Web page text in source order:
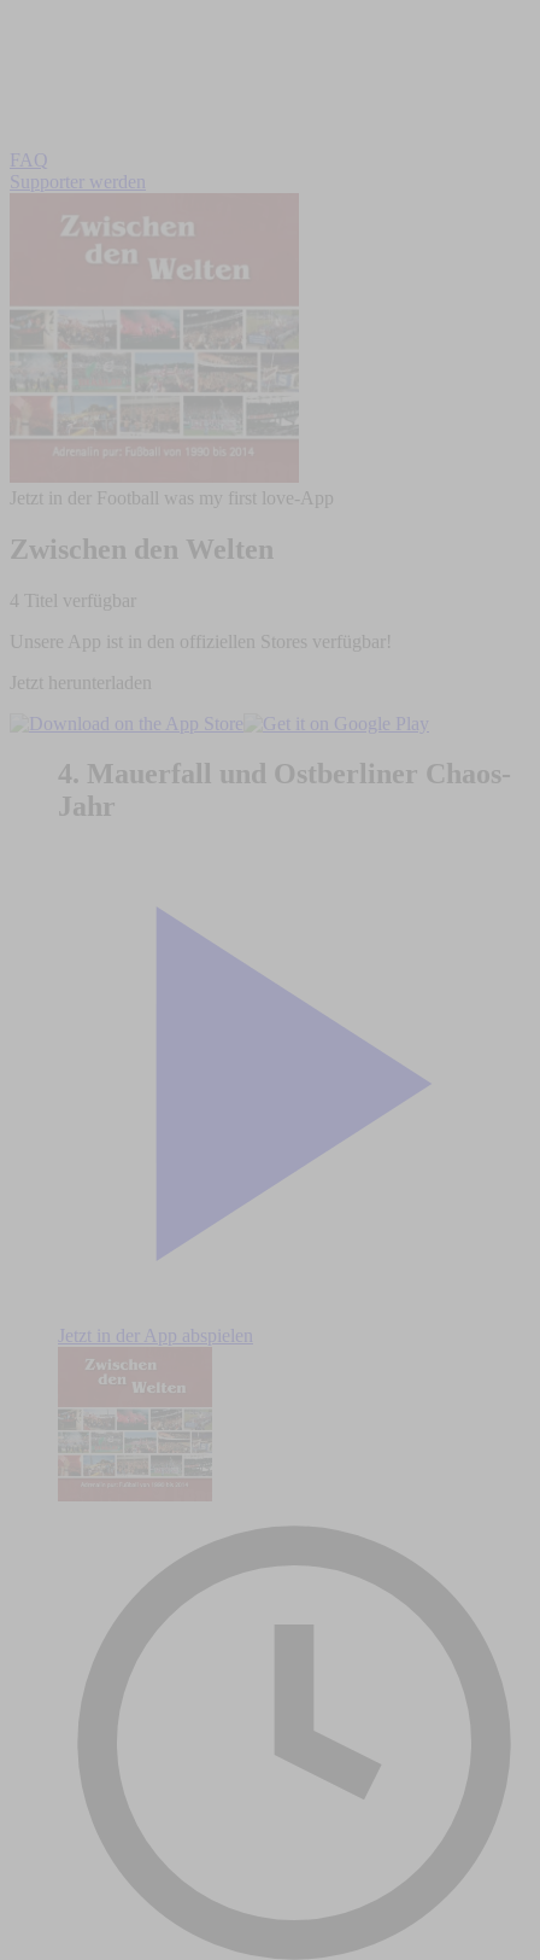
FAQ
Supporter werden
Jetzt in der Football was my first love-App
Zwischen den Welten
4 Titel verfügbar
Unsere App ist in den offiziellen Stores verfügbar!
Jetzt herunterladen
4. Mauerfall und Ostberliner Chaos-
Jahr
Jetzt in der App abspielen